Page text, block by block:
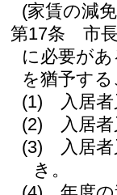
(家賃の減
第17条
市
に必要が
を猶予す
(1)
入居
(2)
入居
(3)
入居
き。